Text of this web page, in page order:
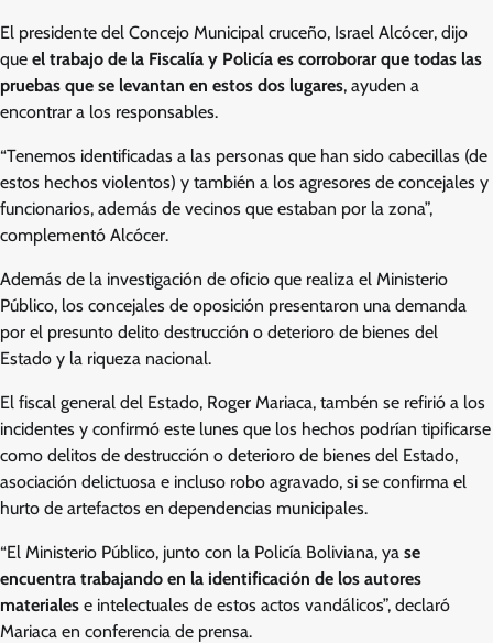
El presidente del Concejo Municipal cruceño, Israel Alcócer, dijo
que el trabajo de la Fiscalía y Policía es corroborar que todas las
pruebas que se levantan en estos dos lugares, ayuden a
encontrar a los responsables.
“Tenemos identificadas a las personas que han sido cabecillas (de
estos hechos violentos) y también a los agresores de concejales y
funcionarios, además de vecinos que estaban por la zona”,
complementó Alcócer.
Además de la investigación de oficio que realiza el Ministerio
Público, los concejales de oposición presentaron una demanda
por el presunto delito destrucción o deterioro de bienes del
Estado y la riqueza nacional.
El fiscal general del Estado, Roger Mariaca, tambén se refirió a los
incidentes y confirmó este lunes que los hechos podrían tipificarse
como delitos de destrucción o deterioro de bienes del Estado,
asociación delictuosa e incluso robo agravado, si se confirma el
hurto de artefactos en dependencias municipales.
“El Ministerio Público, junto con la Policía Boliviana, ya se
encuentra trabajando en la identificación de los autores
materiales e intelectuales de estos actos vandálicos”, declaró
Mariaca en conferencia de prensa.